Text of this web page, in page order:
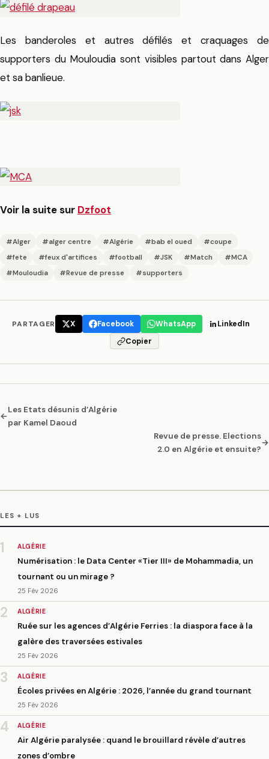
Les banderoles et autres défilés et craquages de
supporters du Mouloudia sont visibles partout dans Alger
et sa banlieue.
Voir la suite sur Dzfoot
#Alger #alger centre #Algérie #bab el oued
#coupe
#fete
#feux d'artifices #football #JSK #Match
#MCA
#Mouloudia
#Revue de presse #supporters
PARTAGER X Facebook WhatsApp
LinkedIn
Copier
←
Les Etats désunis d’Algérie
par Kamel Daoud
Revue de presse. Elections
2.0 en Algérie et ensuite?
→
LES + LUS
1 ALGÉRIE
Numérisation : le Data Center «Tier III» de Mohammadia, un
tournant ou un mirage ?
25 Fév 2026
2 ALGÉRIE
Ruée sur les agences d’Algérie Ferries : la diaspora face à la
galère des traversées estivales
25 Fév 2026
3 ALGÉRIE
Écoles privées en Algérie : 2026, l’année du grand tournant
25 Fév 2026
4 ALGÉRIE
Air Algérie paralysée : quand le brouillard révèle d’autres
zones d’ombre